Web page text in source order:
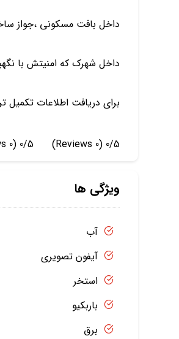
داخل بافت مسکونی ،جواز
داخل شهرک که امنیتش با نگهبانی
برای دریافت اطلاعات تکمیل
0/5
(0 Reviews)
0/5
(0 Reviews)
ویژگی ها
آب
آیفون تصویری
استخر
باربکیو
برق